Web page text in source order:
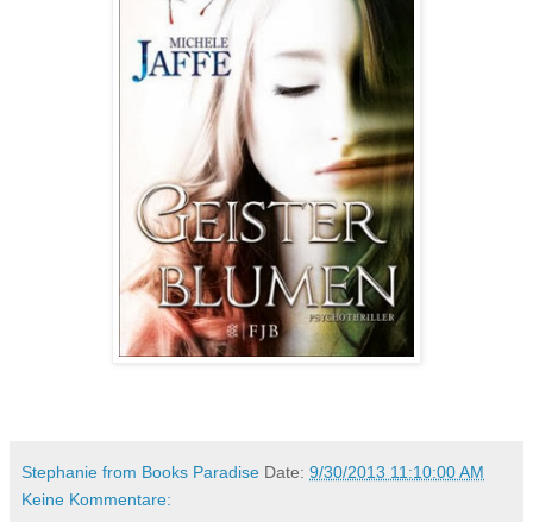
Stephanie from Books Paradise Date: 9/30/2013 11:10:00 AM
Keine Kommentare: